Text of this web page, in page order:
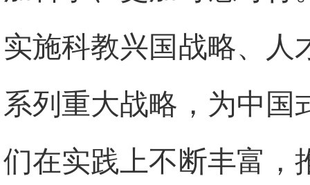
实施科教兴国战略、人
系列重大战略，为中国
们在实践上不断丰富，